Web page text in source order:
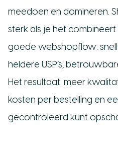
meedoen en domineren.
sterk als je het
goede webshopflow:
heldere USP’s,
Het resultaat: meer
kosten per bestelling en
gecontroleerd kunt